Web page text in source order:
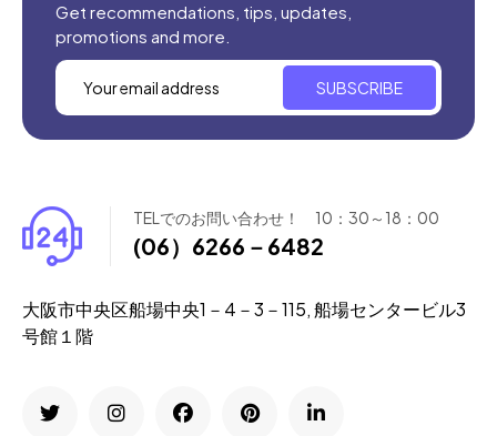
Get recommendations, tips, updates,
promotions and more.
SUBSCRIBE
TELでのお問い合わせ！ 10：30～18：00
(06）6266－6482
大阪市中央区船場中央1－4－3－115, 船場センタービル3
号館１階